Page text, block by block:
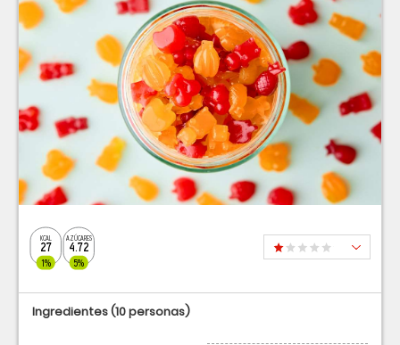
KCAL
27
1%
AZÚCARES
4.72
5%
Ingredientes(10 personas)